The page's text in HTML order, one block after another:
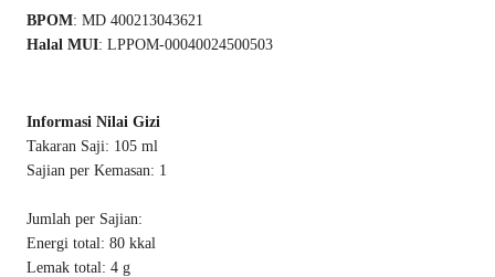
BPOM: MD 400213043621
Halal MUI: LPPOM-00040024500503
Informasi Nilai Gizi
Takaran Saji: 105 ml
Sajian per Kemasan: 1
Jumlah per Sajian:
Energi total: 80 kkal
Lemak total: 4 g